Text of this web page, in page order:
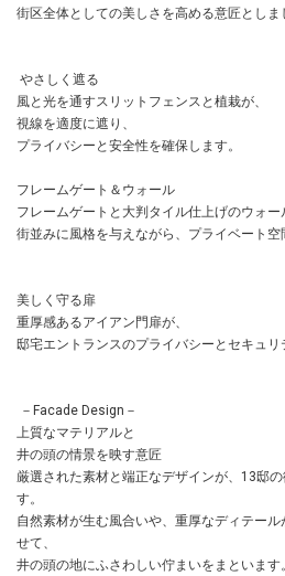
街区全体としての美しさを高める意匠としま
やさしく遮る
風と光を通すスリットフェンスと植栽が、
視線を適度に遮り、
プライバシーと安全性を確保します。
フレームゲート＆ウォール
フレームゲートと大判タイル仕上げのウォー
街並みに風格を与えながら、プライベート空
美しく守る扉
重厚感あるアイアン門扉が、
邸宅エントランスのプライバシーとセキュリ
－Facade Design－
上質なマテリアルと
井の頭の情景を映す意匠
厳選された素材と端正なデザインが、13邸
す。
自然素材が生む風合いや、重厚なディテー
せて、
井の頭の地にふさわしい佇まいをまといます。